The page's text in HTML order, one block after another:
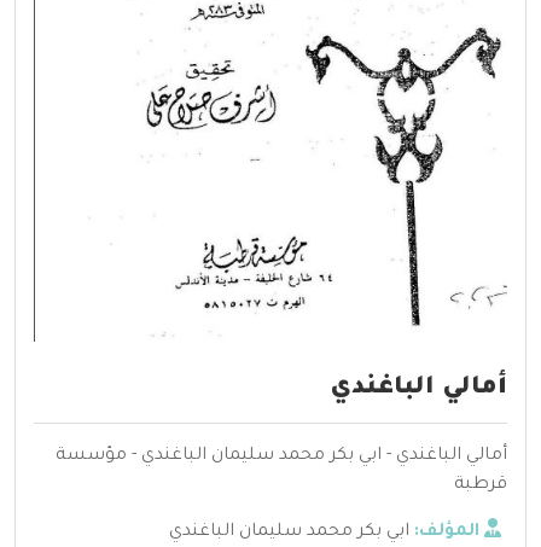
أمالي الباغندي
أمالي الباغندي - ابي بكر محمد سليمان الباغندي - مؤسسة
قرطبة
المؤلف: ابي بكر محمد سليمان الباغندي